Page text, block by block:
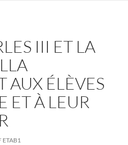
III ET LA
AUX ÉLÈVES
ET À LEUR
ETAB1